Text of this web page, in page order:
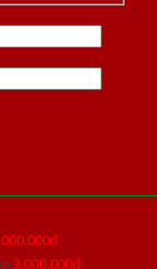
3.000.000đ